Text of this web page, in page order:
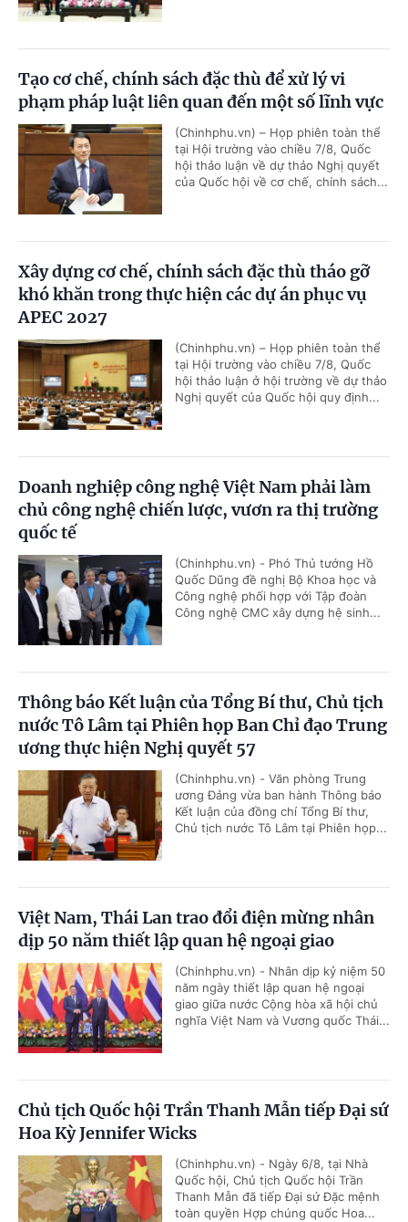
Tạo cơ chế, chính sách đặc thù để xử lý vi
phạm pháp luật liên quan đến một số lĩnh vực
(Chinhphu.vn) – Họp phiên toàn thể
tại Hội trường vào chiều 7/8, Quốc
hội thảo luận về dự thảo Nghị quyết
của Quốc hội về cơ chế, chính sách...
Xây dựng cơ chế, chính sách đặc thù tháo gỡ
khó khăn trong thực hiện các dự án phục vụ
APEC 2027
(Chinhphu.vn) – Họp phiên toàn thể
tại Hội trường vào chiều 7/8, Quốc
hội thảo luận ở hội trường về dự thảo
Nghị quyết của Quốc hội quy định...
Doanh nghiệp công nghệ Việt Nam phải làm
chủ công nghệ chiến lược, vươn ra thị trường
quốc tế
(Chinhphu.vn) - Phó Thủ tướng Hồ
Quốc Dũng đề nghị Bộ Khoa học và
Công nghệ phối hợp với Tập đoàn
Công nghệ CMC xây dựng hệ sinh...
Thông báo Kết luận của Tổng Bí thư, Chủ tịch
nước Tô Lâm tại Phiên họp Ban Chỉ đạo Trung
ương thực hiện Nghị quyết 57
(Chinhphu.vn) - Văn phòng Trung
ương Đảng vừa ban hành Thông báo
Kết luận của đồng chí Tổng Bí thư,
Chủ tịch nước Tô Lâm tại Phiên họp...
Việt Nam, Thái Lan trao đổi điện mừng nhân
dịp 50 năm thiết lập quan hệ ngoại giao
(Chinhphu.vn) - Nhân dịp kỷ niệm 50
năm ngày thiết lập quan hệ ngoại
giao giữa nước Cộng hòa xã hội chủ
nghĩa Việt Nam và Vương quốc Thái...
Chủ tịch Quốc hội Trần Thanh Mẫn tiếp Đại sứ
Hoa Kỳ Jennifer Wicks
(Chinhphu.vn) - Ngày 6/8, tại Nhà
Quốc hội, Chủ tịch Quốc hội Trần
Thanh Mẫn đã tiếp Đại sứ Đặc mệnh
toàn quyền Hợp chúng quốc Hoa...